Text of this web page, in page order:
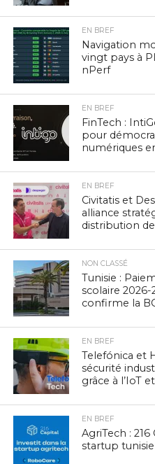
EN BREF
Navigation
vingt pays à
nPerf
EN BREF
FinTech :
pour
numériques
EN BREF
Civitatis et
alliance
distribution de
NON CLASSÉ
Tunisie :
scolaire 2026-
confirme la
EN BREF
Telefónica et
sécurité
grâce à l’IoT
EN BREF
AgriTech :
startup